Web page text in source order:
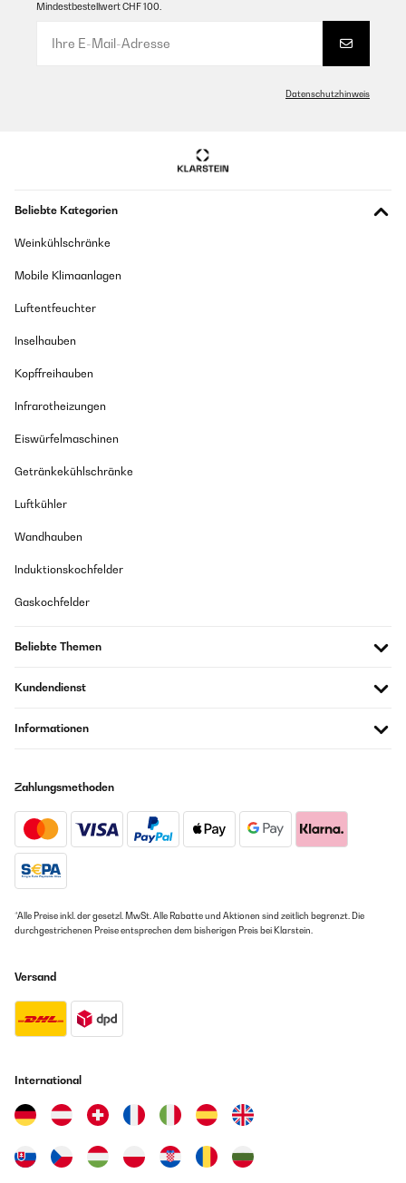
Mindestbestellwert CHF 100.
Datenschutzhinweis
Beliebte Kategorien
Weinkühlschränke
Mobile Klimaanlagen
Luftentfeuchter
Inselhauben
Kopffreihauben
Infrarotheizungen
Eiswürfelmaschinen
Getränkekühlschränke
Luftkühler
Wandhauben
Induktionskochfelder
Gaskochfelder
Beliebte Themen
Kundendienst
Informationen
Zahlungsmethoden
*Alle Preise inkl. der gesetzl. MwSt. Alle Rabatte und Aktionen sind zeitlich begrenzt. Die
durchgestrichenen Preise entsprechen dem bisherigen Preis bei Klarstein.
Versand
International